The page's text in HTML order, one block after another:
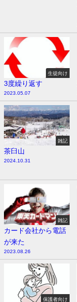
生徒向け
3度繰り返す
2023.05.07
雑記
茶臼山
2024.10.31
雑記
カード会社から電話
が来た
2023.08.26
保護者向け